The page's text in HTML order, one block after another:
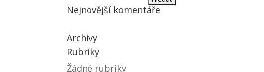
Nejnovější komentáře
Archivy
Rubriky
Žádné rubriky